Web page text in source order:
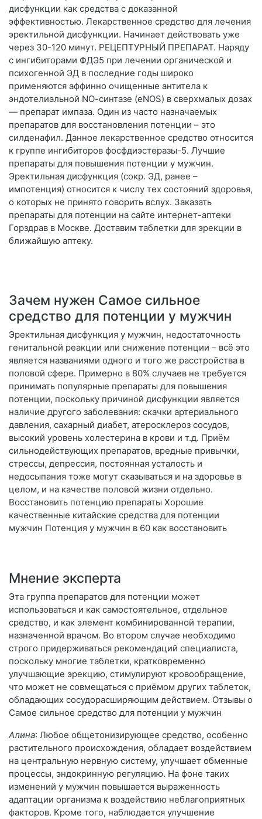
дисфункции как средства с доказанной
эффективностью. Лекарственное средство для лечения
эректильной дисфункции. Начинает действовать уже
через 30-120 минут. РЕЦЕПТУРНЫЙ ПРЕПАРАТ. Наряду
с ингибиторами ФДЭ5 при лечении органической и
психогенной ЭД в последние годы широко
применяются аффинно очищенные антитела к
эндотелиальной NО-синтазе (eNOS) в сверхмалых дозах
— препарат импаза. Один из часто назначаемых
препаратов для восстановления потенции – это
силденафил. Данное лекарственное средство относится
к группе ингибиторов фосфдиэстеразы-5. Лучшие
препараты для повышения потенции у мужчин.
Эректильная дисфункция (сокр. ЭД, ранее –
импотенция) относится к числу тех состояний здоровья,
о которых не принято говорить вслух. Заказать
препараты для потенции на сайте интернет-аптеки
Горздрав в Москве. Доставим таблетки для эрекции в
ближайшую аптеку.
Зачем нужен Самое сильное
средство для потенции у мужчин
Эректильная дисфункция у мужчин, недостаточность
генитальной реакции или снижение потенции – всё это
является названиями одного и того же расстройства в
половой сфере. Примерно в 80% случаев не требуется
принимать популярные препараты для повышения
потенции, поскольку причиной дисфункции является
наличие другого заболевания: скачки артериального
давления, сахарный диабет, атеросклероз сосудов,
высокий уровень холестерина в крови и т.д. Приём
сильнодействующих препаратов, вредные привычки,
стрессы, депрессия, постоянная усталость и
недосыпания тоже могут сказываться и на здоровье в
целом, и на качестве половой жизни отдельно.
Восстановить потенцию препараты Хорошие
качественные китайские средства для потенции
мужчин Потенция у мужчин в 60 как восстановить
Мнение эксперта
Эта группа препаратов для потенции может
использоваться и как самостоятельное, отдельное
средство, и как элемент комбинированной терапии,
назначенной врачом. Во втором случае необходимо
строго придерживаться рекомендаций специалиста,
поскольку многие таблетки, кратковременно
улучшающие эрекцию, стимулируют кровообращение,
что может не совмещаться с приёмом других таблеток,
обладающих сосудорасширяющим действием. Отзывы о
Самое сильное средство для потенции у мужчин
Алина: Любое общетонизирующее средство, особенно
растительного происхождения, обладает воздействием
на центральную нервную систему, улучшает обменные
процессы, эндокринную регуляцию. На фоне таких
изменений у мужчин повышается выраженность
адаптации организма к воздействию неблагоприятных
факторов. Кроме того, наблюдается улучшение